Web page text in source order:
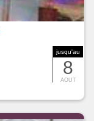
jusqu'au
8
AOUT